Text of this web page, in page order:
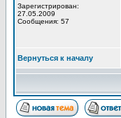
Зарегистрирован:
27.05.2009
Сообщения: 57
Вернуться к началу